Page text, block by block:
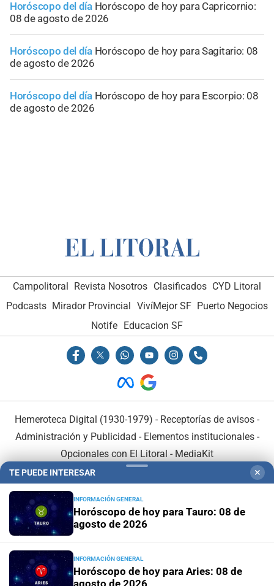
Horóscopo del día Horóscopo de hoy para Capricornio:
08 de agosto de 2026
Horóscopo del día Horóscopo de hoy para Sagitario: 08
de agosto de 2026
Horóscopo del día Horóscopo de hoy para Escorpio: 08
de agosto de 2026
Campolitoral Revista Nosotros Clasificados CYD Litoral
Podcasts Mirador Provincial VivíMejor SF Puerto Negocios
Notife Educacion SF
Hemeroteca Digital (1930-1979) - Receptorías de avisos -
Administración y Publicidad - Elementos institucionales-
Opcionales con El Litoral - MediaKit
En Asociación con:
TE PUEDE INTERESAR ✕
INFORMACIÓN GENERAL
Horóscopo de hoy para Tauro: 08 de
agosto de 2026
INFORMACIÓN GENERAL
Horóscopo de hoy para Aries: 08 de
agosto de 2026